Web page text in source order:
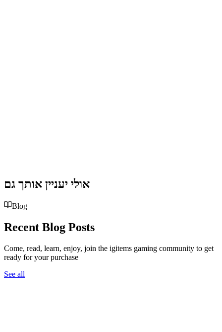
אולי יעניין אותך גם
Blog
Recent Blog Posts
Come, read, learn, enjoy, join the igitems gaming community to get
ready for your purchase
See all